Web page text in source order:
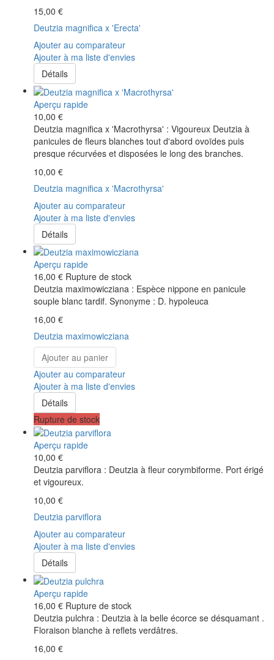
15,00 €
Deutzia magnifica x 'Erecta'
Ajouter au comparateur
Ajouter à ma liste d'envies
Détails
Aperçu rapide
10,00 €
Deutzia magnifica x 'Macrothyrsa' : Vigoureux Deutzia à
panicules de fleurs blanches tout d'abord ovoïdes puis
presque récurvées et disposées le long des branches.
10,00 €
Deutzia magnifica x 'Macrothyrsa'
Ajouter au comparateur
Ajouter à ma liste d'envies
Détails
Aperçu rapide
16,00 € Rupture de stock
Deutzia maximowicziana : Espèce nippone en panicule
souple blanc tardif. Synonyme : D. hypoleuca
16,00 €
Deutzia maximowicziana
Ajouter au panier
Ajouter au comparateur
Ajouter à ma liste d'envies
Détails
Rupture de stock
Aperçu rapide
10,00 €
Deutzia parviflora : Deutzia à fleur corymbiforme. Port érigé
et vigoureux.
10,00 €
Deutzia parviflora
Ajouter au comparateur
Ajouter à ma liste d'envies
Détails
Aperçu rapide
16,00 € Rupture de stock
Deutzia pulchra : Deutzia à la belle écorce se désquamant .
Floraison blanche à reflets verdâtres.
16,00 €